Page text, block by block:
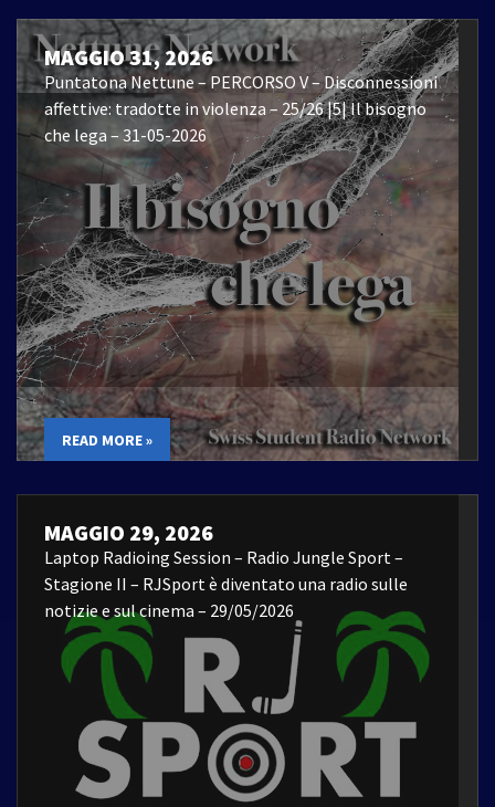
MAGGIO 31, 2026
Puntatona Nettune – PERCORSO V – Disconnessioni
affettive: tradotte in violenza – 25/26 |5| Il bisogno
che lega – 31-05-2026
READ MORE »
MAGGIO 29, 2026
Laptop Radioing Session – Radio Jungle Sport –
Stagione II – RJSport è diventato una radio sulle
notizie e sul cinema – 29/05/2026